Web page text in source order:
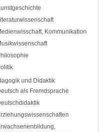
Kommunikation
und Didaktik
als Fremdsprache